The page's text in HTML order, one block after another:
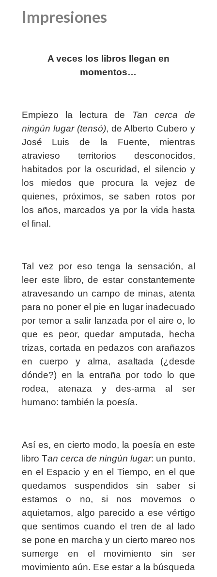
Impresiones
A veces los libros llegan en
momentos…
Empiezo la lectura de Tan cerca de
ningún lugar (tensó), de Alberto Cubero y
José Luis de la Fuente,
mientras
atravieso territorios desconocidos,
habitados por la oscuridad, el silencio y
los miedos que procura la vejez de
quienes, próximos, se saben rotos por
los años, marcados ya por la vida hasta
el final.
Tal vez por eso tenga la sensación, al
leer este libro, de estar constantemente
atravesando un campo de minas, atenta
para no poner el pie en lugar inadecuado
por temor a salir lanzada por el aire o, lo
que es peor, quedar amputada, hecha
trizas, cortada en pedazos con arañazos
en cuerpo y alma, asaltada (¿desde
dónde?) en la entraña por todo lo que
rodea, atenaza y des-arma al ser
humano: también la poesía.
Así es, en cierto modo, la poesía en este
libro Tan cerca de ningún lugar: un punto,
en el Espacio y en el Tiempo, en el que
quedamos suspendidos sin saber si
estamos o no, si nos movemos o
aquietamos, algo parecido a ese vértigo
que sentimos cuando el tren de al lado
se pone en marcha y un cierto mareo nos
sumerge en el movimiento sin ser
movimiento aún. Ese estar a la búsqueda